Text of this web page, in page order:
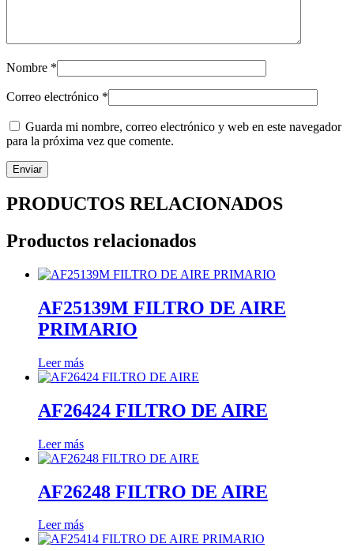
Nombre *
Correo electrónico *
Guarda mi nombre, correo electrónico y web en este navegador
para la próxima vez que comente.
PRODUCTOS RELACIONADOS
Productos relacionados
AF25139M FILTRO DE AIRE
PRIMARIO
Leer más
AF26424 FILTRO DE AIRE
Leer más
AF26248 FILTRO DE AIRE
Leer más